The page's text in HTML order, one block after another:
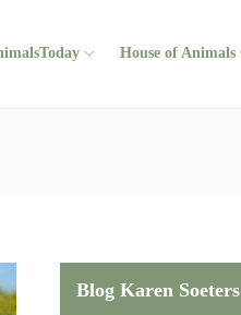
House of Animals
Blog Karen Soeters